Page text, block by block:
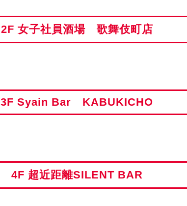
2F 女子社員酒場 歌舞伎町店
3F Syain Bar KABUKICHO
4F 超近距離SILENT BAR